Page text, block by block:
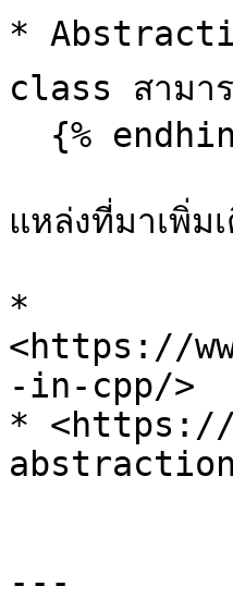
*
class สามา
แหล่งที่มาเพิ่ม
*
<https://
-in-cpp/>
* <https://
---